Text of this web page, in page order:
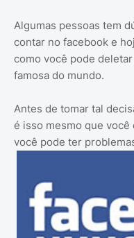
Algumas pessoas tem
contar no facebook e
como você pode
famosa do mundo.
Antes de tomar tal
é isso mesmo que
você pode ter